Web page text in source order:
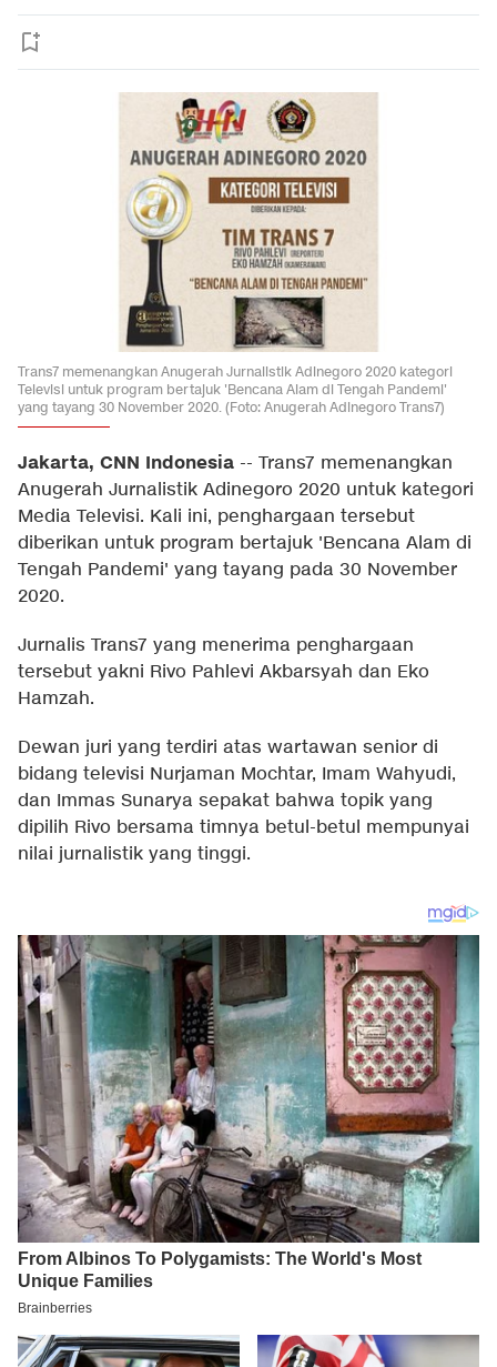
Trans7 memenangkan Anugerah Jurnalistik Adinegoro 2020 kategori
Televisi untuk program bertajuk 'Bencana Alam di Tengah Pandemi'
yang tayang 30 November 2020. (Foto: Anugerah Adinegoro Trans7)
Jakarta, CNN Indonesia -- Trans7 memenangkan
Anugerah Jurnalistik Adinegoro 2020 untuk kategori
Media Televisi. Kali ini, penghargaan tersebut
diberikan untuk program bertajuk 'Bencana Alam di
Tengah Pandemi' yang tayang pada 30 November
2020.
Jurnalis Trans7 yang menerima penghargaan
tersebut yakni Rivo Pahlevi Akbarsyah dan Eko
Hamzah.
Dewan juri yang terdiri atas wartawan senior di
bidang televisi Nurjaman Mochtar, Imam Wahyudi,
dan Immas Sunarya sepakat bahwa topik yang
dipilih Rivo bersama timnya betul-betul mempunyai
nilai jurnalistik yang tinggi.